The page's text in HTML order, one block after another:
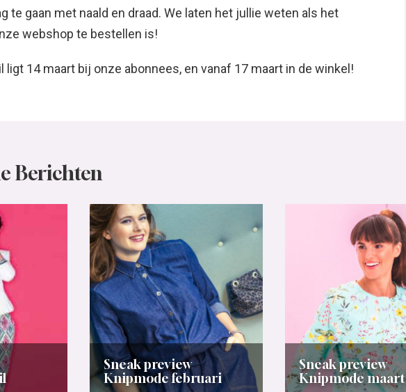
te gaan met naald en draad. We laten het jullie weten als het
webshop te bestellen is!
ligt 14 maart bij onze abonnees, en vanaf 17 maart in de winkel!
Berichten
Sneak preview
Knipmode februari
Sneak preview
Knipmode maart